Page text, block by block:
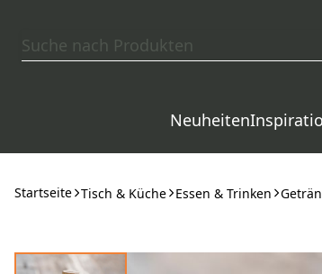
Neuheiten
Startseite Tisch & Küche Essen & Trinken